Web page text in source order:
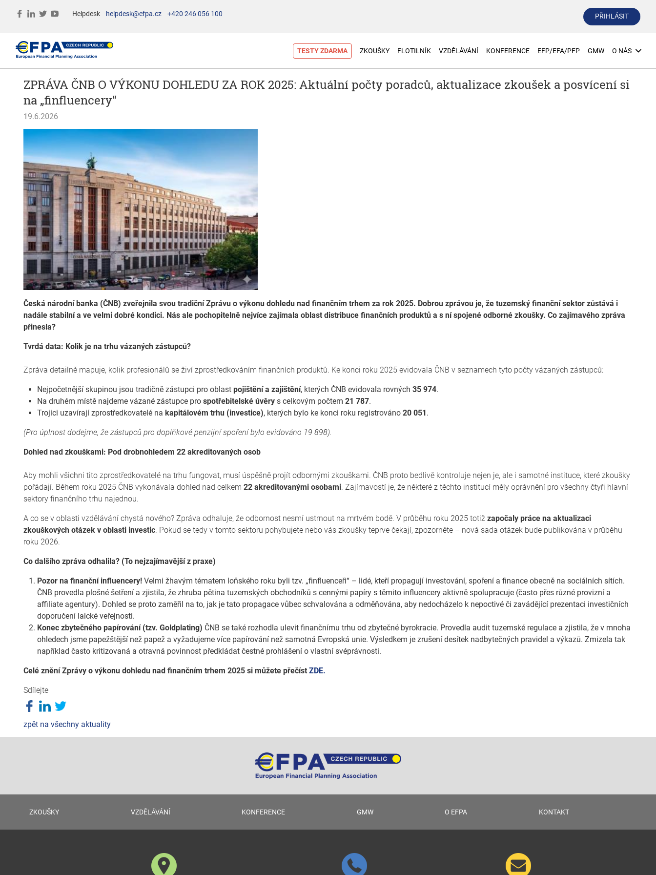
Helpdesk helpdesk@efpa.cz +420 246 056 100 PŘIHLÁSIT
TESTY ZDARMA ZKOUŠKY FLOTILNÍK VZDĚLÁVÁNÍ KONFERENCE EFP/EFA/PFP GMW O NÁS
ZPRÁVA ČNB O VÝKONU DOHLEDU ZA ROK 2025: Aktuální počty poradců, aktualizace zkoušek a posvícení si
na „finfluencery“
19.6.2026
Česká národní banka (ČNB) zveřejnila svou tradiční Zprávu o výkonu dohledu nad finančním trhem za rok 2025. Dobrou zprávou je, že tuzemský finanční sektor zůstává i
nadále stabilní a ve velmi dobré kondici. Nás ale pochopitelně nejvíce zajímala oblast distribuce finančních produktů a s ní spojené odborné zkoušky. Co zajímavého zpráva
přinesla?
Tvrdá data: Kolik je na trhu vázaných zástupců?
Zpráva detailně mapuje, kolik profesionálů se živí zprostředkováním finančních produktů. Ke konci roku 2025 evidovala ČNB v seznamech tyto počty vázaných zástupců:
Nejpočetnější skupinou jsou tradičně zástupci pro oblast pojištění a zajištění, kterých ČNB evidovala rovných 35 974.
Na druhém místě najdeme vázané zástupce pro spotřebitelské úvěry s celkovým počtem 21 787.
Trojici uzavírají zprostředkovatelé na kapitálovém trhu (investice), kterých bylo ke konci roku registrováno 20 051.
(Pro úplnost dodejme, že zástupců pro doplňkové penzijní spoření bylo evidováno 19 898).
Dohled nad zkouškami: Pod drobnohledem 22 akreditovaných osob
Aby mohli všichni tito zprostředkovatelé na trhu fungovat, musí úspěšně projít odbornými zkouškami. ČNB proto bedlivě kontroluje nejen je, ale i samotné instituce, které zkoušky
pořádají. Během roku 2025 ČNB vykonávala dohled nad celkem 22 akreditovanými osobami. Zajímavostí je, že některé z těchto institucí měly oprávnění pro všechny čtyři hlavní
sektory finančního trhu najednou.
A co se v oblasti vzdělávání chystá nového? Zpráva odhaluje, že odbornost nesmí ustrnout na mrtvém bodě. V průběhu roku 2025 totiž započaly práce na aktualizaci
zkouškových otázek v oblasti investic. Pokud se tedy v tomto sektoru pohybujete nebo vás zkoušky teprve čekají, zpozorněte – nová sada otázek bude publikována v průběhu
roku 2026.
Co dalšího zpráva odhalila? (To nejzajímavější z praxe)
Pozor na finanční influencery! Velmi žhavým tématem loňského roku byli tzv. „finfluenceři“ – lidé, kteří propagují investování, spoření a finance obecně na sociálních sítích.
ČNB provedla plošné šetření a zjistila, že zhruba pětina tuzemských obchodníků s cennými papíry s těmito influencery aktivně spolupracuje (často přes různé provizní a
affiliate agentury). Dohled se proto zaměřil na to, jak je tato propagace vůbec schvalována a odměňována, aby nedocházelo k nepoctivé či zavádějící prezentaci investičních
doporučení laické veřejnosti.
Konec zbytečného papírování (tzv. Goldplating) ČNB se také rozhodla ulevit finančnímu trhu od zbytečné byrokracie. Provedla audit tuzemské regulace a zjistila, že v mnoha
ohledech jsme papežštější než papež a vyžadujeme více papírování než samotná Evropská unie. Výsledkem je zrušení desítek nadbytečných pravidel a výkazů. Zmizela tak
například často kritizovaná a otravná povinnost předkládat čestné prohlášení o vlastní svéprávnosti.
Celé znění Zprávy o výkonu dohledu nad finančním trhem 2025 si můžete přečíst ZDE.
Sdílejte
zpět na všechny aktuality
ZKOUŠKY VZDĚLÁVÁNÍ KONFERENCE GMW O EFPA KONTAKT